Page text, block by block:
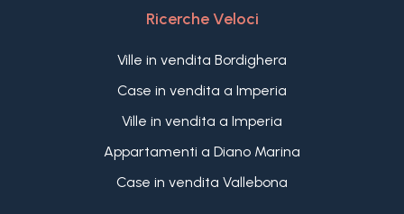
Ricerche Veloci
Ville in vendita Bordighera
Case in vendita a Imperia
Ville in vendita a Imperia
Appartamenti a Diano Marina
Case in vendita Vallebona